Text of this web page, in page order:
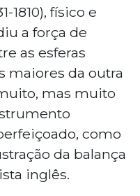
1810), físico e
a força de
as esferas
maiores da outra
mas muito
como
da balança
inglês.